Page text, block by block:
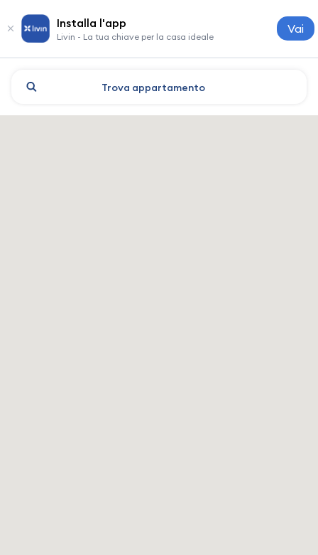
Installa l'app
Livin - La tua chiave per la casa ideale
Vai
Trova appartamento
Kharkiv: hotel e alloggi